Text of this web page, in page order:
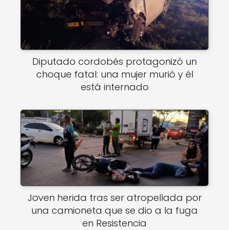
Diputado cordobés protagonizó un
choque fatal: una mujer murió y él
está internado
Joven herida tras ser atropellada por
una camioneta que se dio a la fuga
en Resistencia